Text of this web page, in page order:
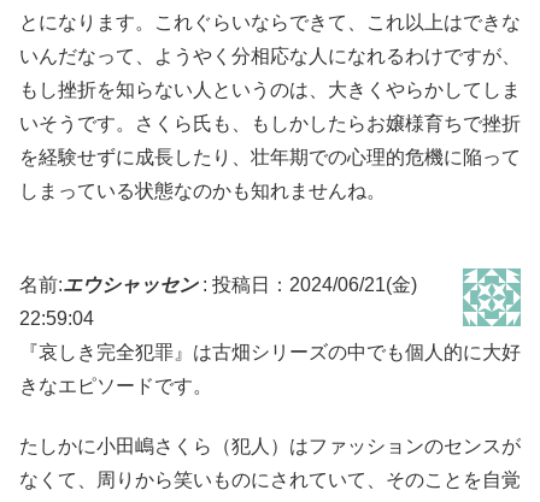
とになります。これぐらいならできて、これ以上はできな
いんだなって、ようやく分相応な人になれるわけですが、
もし挫折を知らない人というのは、大きくやらかしてしま
いそうです。さくら氏も、もしかしたらお嬢様育ちで挫折
を経験せずに成長したり、壮年期での心理的危機に陥って
しまっている状態なのかも知れませんね。
名前:エウシャッセン: 投稿日：2024/06/21(金)
22:59:04
『哀しき完全犯罪』は古畑シリーズの中でも個人的に大好
きなエピソードです。
たしかに小田嶋さくら（犯人）はファッションのセンスが
なくて、周りから笑いものにされていて、そのことを自覚